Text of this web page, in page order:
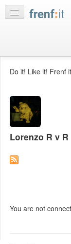
My
discussions
of
day
:ROOMS
Do it! Like it! Frenf
Lorenzo R v R
You are not